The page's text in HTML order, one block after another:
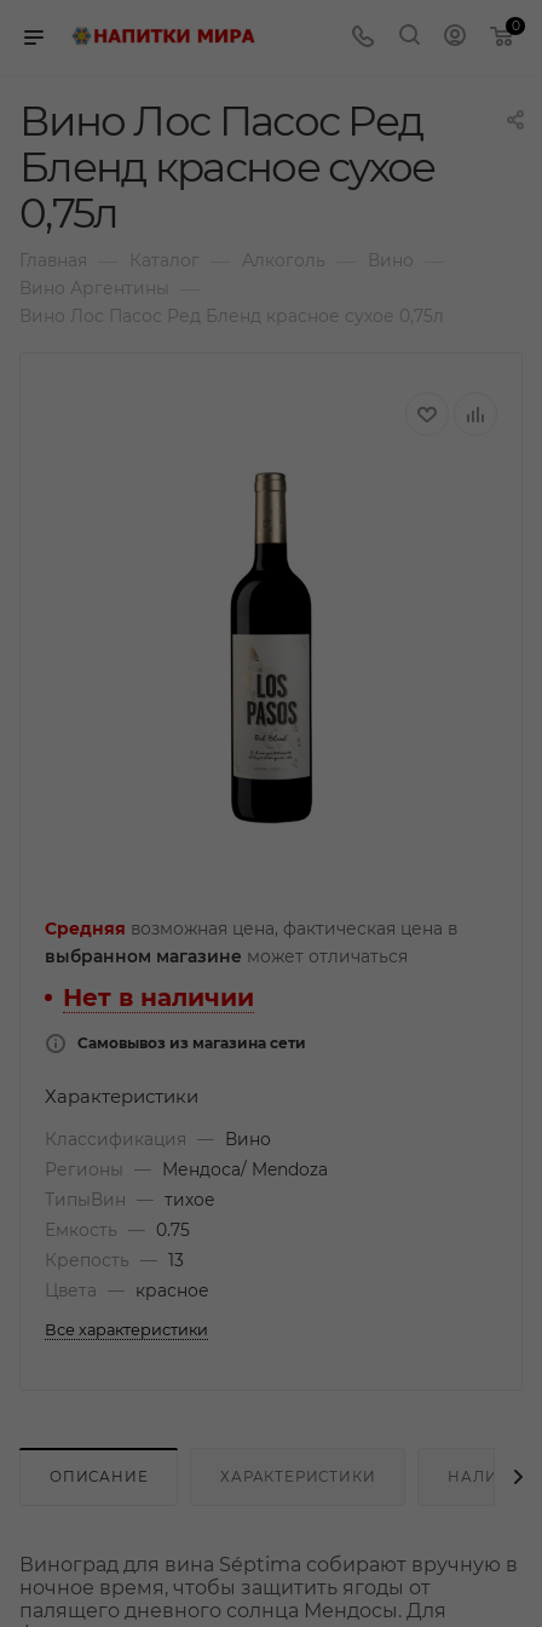
0
Вино Лос Пасос Ред
Бленд красное сухое
0,75л
Главная Каталог Алкоголь Вино
Вино Аргентины
Вино Лос Пасос Ред Бленд красное сухое 0,75л
Средняя возможная цена, фактическая цена в
выбранном магазине может отличаться
Нет в наличии
Самовывоз из магазина сети
Характеристики
Классификация —
Вино
Регионы
—
Мендоса/ Mendoza
ТипыВин
— тихое
Емкость
—
0.75
Крепость
— 13
Цвета
— красное
Все характеристики
ОПИСАНИЕ ХАРАКТЕРИСТИКИ НАЛИЧИЕ
Виноград для вина Séptima собирают вручную в
ночное время, чтобы защитить ягоды от
палящего дневного солнца Мендосы. Для